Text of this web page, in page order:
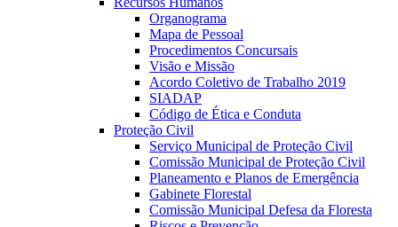
Organograma
Mapa de Pessoal
Procedimentos Concursais
Visão e Missão
Acordo Coletivo de Trabalho 2019
SIADAP
Código de Ética e Conduta
Proteção Civil
Serviço Municipal de Proteção Civil
Comissão Municipal de Proteção Civil
Planeamento e Planos de Emergência
Gabinete Florestal
Comissão Municipal Defesa da Floresta